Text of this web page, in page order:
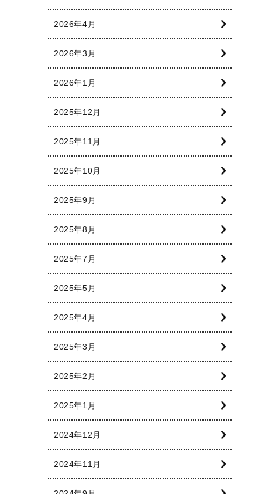
2026年4月
2026年3月
2026年1月
2025年12月
2025年11月
2025年10月
2025年9月
2025年8月
2025年7月
2025年5月
2025年4月
2025年3月
2025年2月
2025年1月
2024年12月
2024年11月